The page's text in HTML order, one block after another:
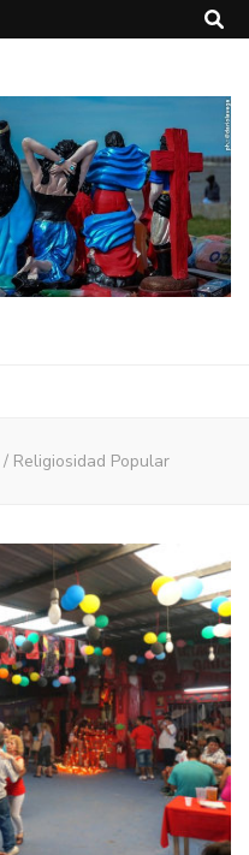
/ Religiosidad Popular